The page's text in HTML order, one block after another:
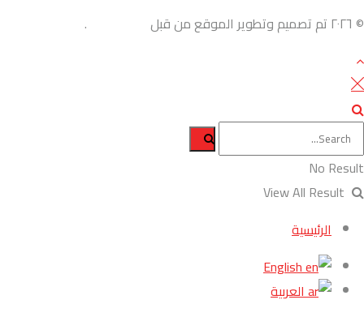
© ٢٠٢٦ تم تصميم وتطوير الموقع من قبل .
No Result
الرئيسية
English
العربية